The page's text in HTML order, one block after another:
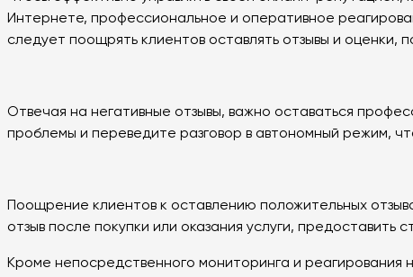
Интернете, профессиональное и оперативное
следует поощрять клиентов оставлять отзывы и оценки,
Отвечая на негативные отзывы, важно оставаться
проблемы и переведите разговор в автономный режим,
Поощрение клиентов к оставлению положительных
отзыв после покупки или оказания услуги,
Кроме непосредственного мониторинга и